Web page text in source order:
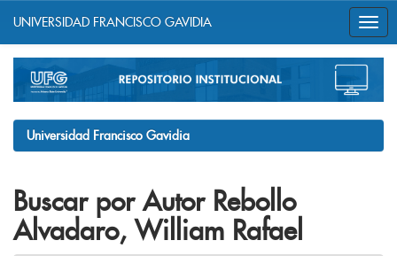
navigation
UNIVERSIDAD FRANCISCO GAVIDIA
Universidad Francisco Gavidia
Buscar por Autor Rebollo
Alvadaro, William Rafael